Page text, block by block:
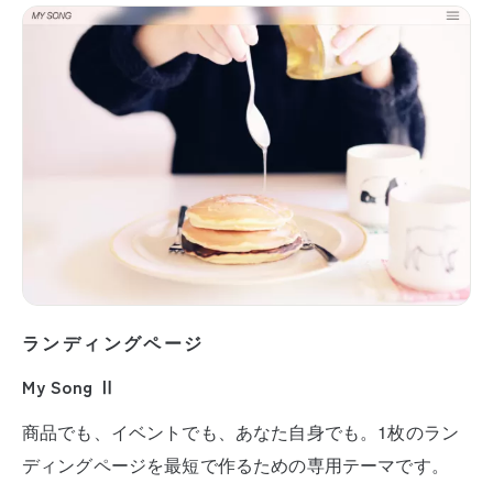
ランディングページ
My Song Ⅱ
商品でも、イベントでも、あなた自身でも。1枚のラン
ディングページを最短で作るための専用テーマです。